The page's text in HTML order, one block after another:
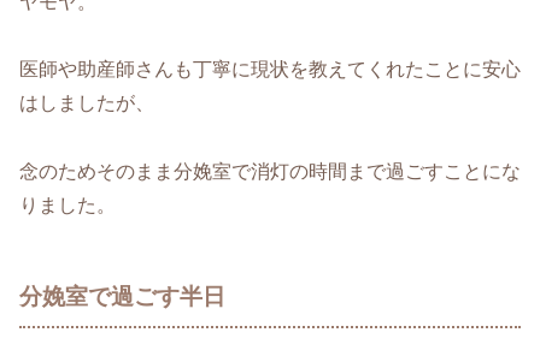
医師や助産師さんも丁寧に現状を教えてくれたことに安心
はしましたが、
念のためそのまま分娩室で消灯の時間まで過ごすことにな
りました。
分娩室で過ごす半日